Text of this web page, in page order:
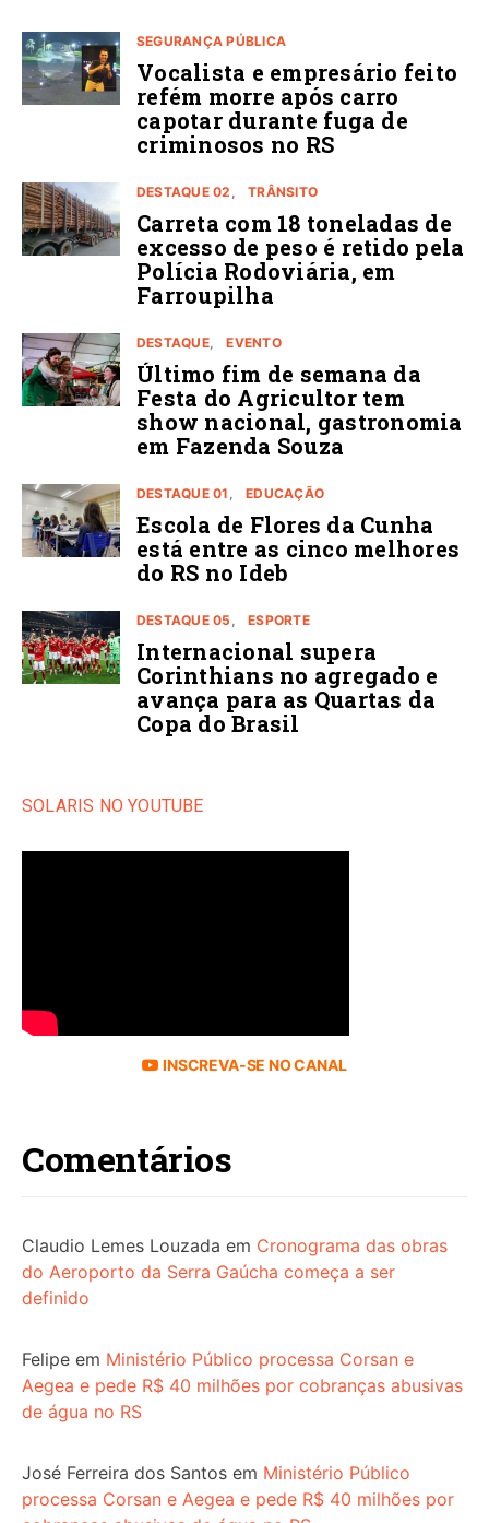
SEGURANÇA PÚBLICA
Vocalista e empresário feito
refém morre após carro
capotar durante fuga de
criminosos no RS
DESTAQUE 02 TRÂNSITO
Carreta com 18 toneladas de
excesso de peso é retido pela
Polícia Rodoviária, em
Farroupilha
DESTAQUE EVENTO
Último fim de semana da
Festa do Agricultor tem
show nacional, gastronomia
em Fazenda Souza
DESTAQUE 01 EDUCAÇÃO
Escola de Flores da Cunha
está entre as cinco melhores
do RS no Ideb
DESTAQUE 05 ESPORTE
Internacional supera
Corinthians no agregado e
avança para as Quartas da
Copa do Brasil
SOLARIS NO YOUTUBE
INSCREVA-SE NO CANAL
Comentários
Claudio Lemes Louzada em Cronograma das obras
do Aeroporto da Serra Gaúcha começa a ser
definido
Felipe em Ministério Público processa Corsan e
Aegea e pede R$ 40 milhões por cobranças abusivas
de água no RS
José Ferreira dos Santos em Ministério Público
processa Corsan e Aegea e pede R$ 40 milhões por